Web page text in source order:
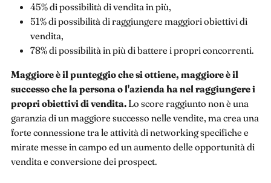
45% di possibilità di vendita in più,
51% di possibilità di raggiungere maggiori obiettivi di
vendita,
78% di possibilità in più di battere i propri concorrenti.
Maggiore è il punteggio che si ottiene, maggiore è il
successo che la persona o l'azienda ha nel raggiungere i
propri obiettivi di vendita.Lo score raggiunto non è una
garanzia di un maggiore successo nelle vendite, ma crea una
forte connessione tra le attività di networking specifiche e
mirate messe in campo ed un aumento delle opportunità di
vendita e conversione dei prospect.